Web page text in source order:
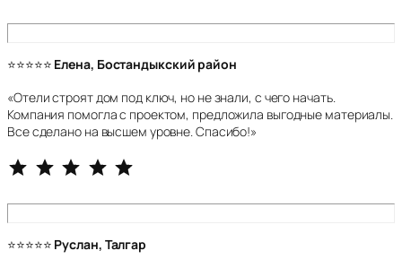
⭐⭐⭐⭐⭐ Елена, Бостандыкский район
«Отели строят дом под ключ, но не знали, с чего начать.
Компания помогла с проектом, предложила выгодные материалы.
Все сделано на высшем уровне. Спасибо!»
⭐⭐ ⭐
⭐⭐⭐⭐⭐ Руслан, Талгар